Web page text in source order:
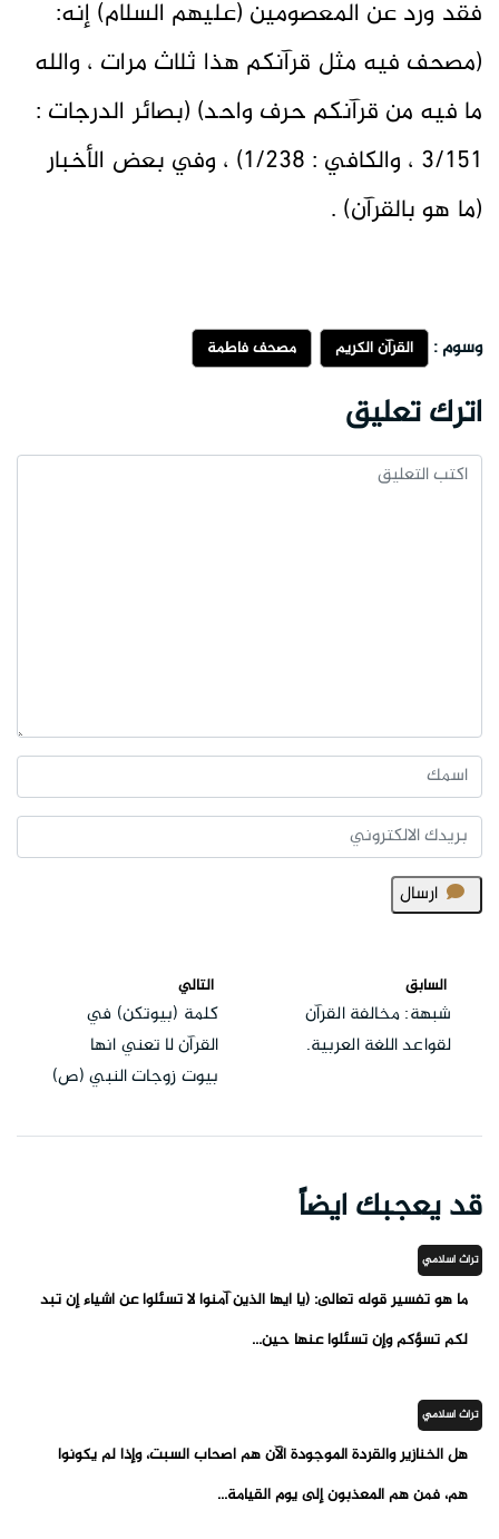
فقد ورد عن المعصومين (عليهم السلام) إنه:
(مصحف فيه مثل قرآنكم هذا ثلاث مرات ، والله
ما فيه من قرآنكم حرف واحد) (بصائر الدرجات :
3/151 ، والكافي : 1/238) ، وفي بعض الأخبار
(ما هو بالقرآن) .
وسوم : القرآن الكريم مصحف فاطمة
اترك تعليق
ارسال
السابق
شبهة: مخالفة القرآن
لقواعد اللغة العربية.
التالي
كلمة (بيوتكن) في
القرآن لا تعني انها
بيوت زوجات النبي (ص)
قد يعجبك ايضاً
تراث اسلامي
ما هو تفسير قوله تعالى: (يا أيها الذين آمنوا لا تسئلوا عن أشياء إن تبد
لكم تسؤكم وإن تسئلوا عنها حين...
تراث اسلامي
هل الخنازير والقردة الموجودة الآن هم أصحاب السبت، وإذا لم يكونوا
هم، فمن هم المعذبون إلى يوم القيامة...